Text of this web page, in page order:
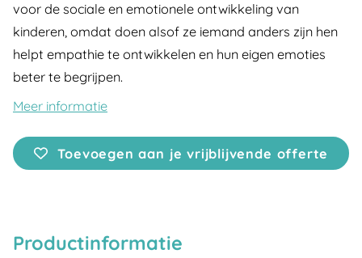
voor de sociale en emotionele ontwikkeling van
kinderen, omdat doen alsof ze iemand anders zijn hen
helpt empathie te ontwikkelen en hun eigen emoties
beter te begrijpen.
Meer informatie
Toevoegen aan je vrijblijvende offerte
Productinformatie